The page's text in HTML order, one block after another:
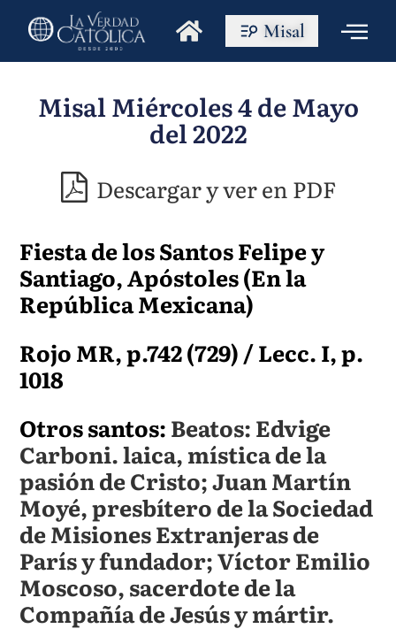
Misal
Misal Miércoles 4 de Mayo
del 2022
Descargar y ver en PDF
Fiesta de los Santos Felipe y
Santiago, Apóstoles (En la
República Mexicana)
Rojo MR, p.742 (729) / Lecc. I, p.
1018
Otros santos:Beatos: Edvige
Carboni. laica, mística de la
pasión de Cristo; Juan Martín
Moyé, presbítero de la Sociedad
de Misiones Extranjeras de
París y fundador; Víctor Emilio
Moscoso, sacerdote de la
Compañía de Jesús y mártir.